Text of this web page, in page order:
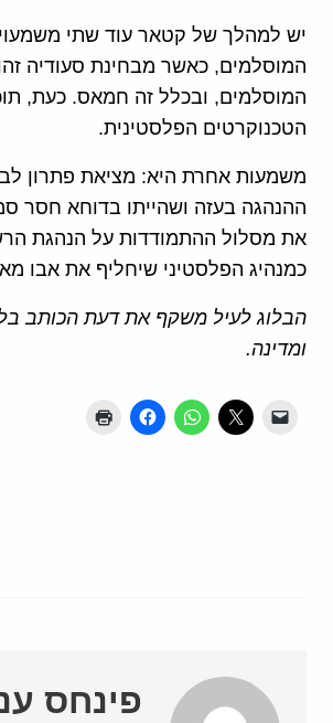
יש למהלך של קטאר עוד שתי
המוסלמים, כאשר מבחינת סעודיה
המוסלמים, ובכלל זה חמאס. כעת,
הטכנוקרטים הפלסטינית.
משמעות אחרת היא: מציאת פתרון
ההנהגה בעזה ושהייתו בדוחא חסר
את מסלול ההתמודדות על הנהגת
כמנהיג הפלסטיני שיחליף את אבו
הבלוג לעיל משקף את דעת הכותב
ומדינה.
פינחס